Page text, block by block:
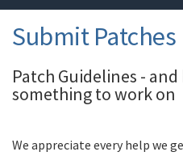
Submit Patches
Patch Guidelines -
something to work on
We appreciate every help we